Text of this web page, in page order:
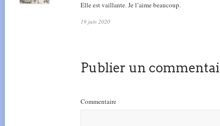
Elle est vaillante. Je l’aime beaucoup.
19 juin 2020
Publier un
Commentaire